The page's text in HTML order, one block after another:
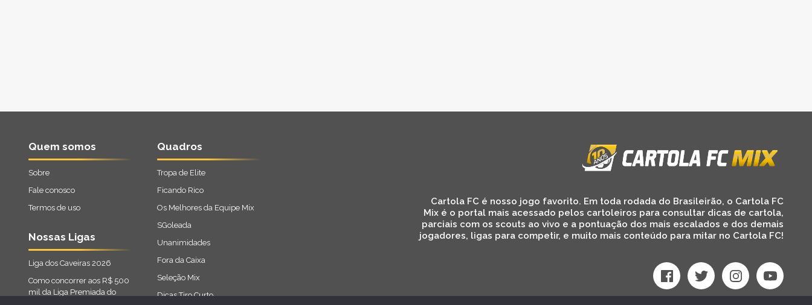
Quem somos
Sobre
Fale conosco
Termos de uso
Nossas Ligas
Liga dos Caveiras 2026
Como concorrer aos R$ 500
mil da Liga Premiada do
Quadros
Tropa de Elite
Ficando Rico
Os Melhores da Equipe Mix
SGoleada
Unanimidades
Fora da Caixa
Seleção Mix
Dicas Tiro Curto
Cartola FC é nosso jogo favorito. Em toda rodada do Brasileirão, o Cartola FC
Mix é o portal mais acessado pelos cartoleiros para consultar dicas de cartola,
parciais com os scouts ao vivo e a pontuação dos mais escalados e dos demais
jogadores, ligas para competir, e muito mais conteúdo para mitar no Cartola FC!